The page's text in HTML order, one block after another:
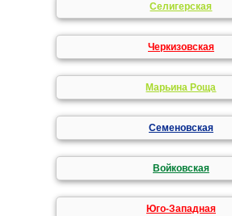
Селигерская
Черкизовская
Марьина Роща
Семеновская
Войковская
Юго-Западная